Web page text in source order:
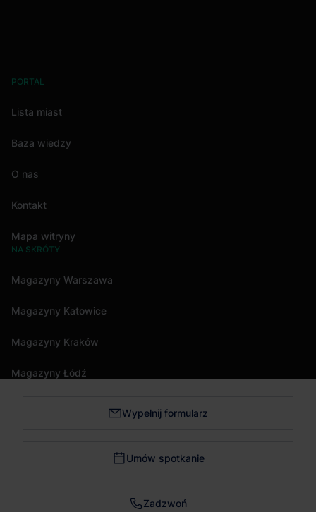
PORTAL
Lista miast
Baza wiedzy
O nas
Kontakt
Mapa witryny
NA SKRÓTY
Magazyny Warszawa
Magazyny Katowice
Magazyny Kraków
Magazyny Łódź
Magazyny Trójmiasto Wypełnij formularz
Umów spotkanie
Zadzwoń